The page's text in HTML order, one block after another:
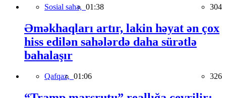
Sosial sahə, 01:38 304
Əməkhaqları artır, lakin həyat ən çox
hiss edilən sahələrdə daha sürətlə
bahalaşır
Qafqaz, 01:06 326